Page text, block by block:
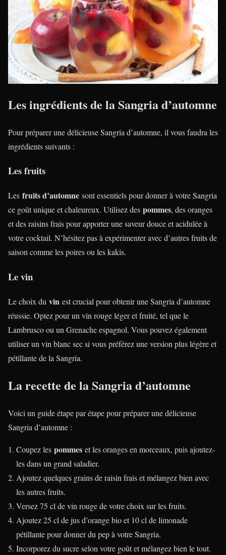
Les ingrédients de la Sangria d’automne
Pour préparer une délicieuse Sangria d’automne, il vous faudra les
ingrédients suivants :
Les fruits
Les fruits d’automne sont essentiels pour donner à votre Sangria
ce goût unique et chaleureux. Utilisez des pommes, des oranges
et des raisins frais pour apporter une saveur douce et acidulée à
votre cocktail. N’hésitez pas à expérimenter avec d’autres fruits de
saison comme les poires ou les kakis.
Le vin
Le choix du vin est crucial pour obtenir une Sangria d’automne
réussie. Optez pour un vin rouge léger et fruité, tel que le
Lambrusco ou un Grenache espagnol. Vous pouvez également
utiliser un vin blanc sec si vous préférez une version plus légère et
pétillante de la Sangria.
La recette de la Sangria d’automne
Voici un guide étape par étape pour préparer une délicieuse
Sangria d’automne :
Coupez les pommes et les oranges en morceaux, puis ajoutez-
les dans un grand saladier.
Ajoutez quelques grains de raisin frais et mélangez bien avec
les autres fruits.
Versez 75 cl de vin rouge de votre choix sur les fruits.
Ajoutez 25 cl de jus d’orange bio et 10 cl de limonade
pétillante pour donner du pep à votre Sangria.
Incorporez du sucre selon votre goût et mélangez bien le tout.